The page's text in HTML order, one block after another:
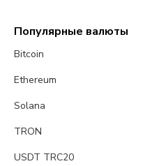
Популярные валюты
Bitcoin
Ethereum
Solana
TRON
USDT TRC20